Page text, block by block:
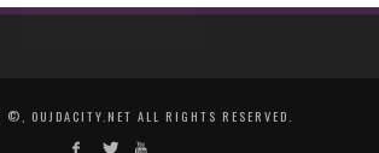
©, OUJDACITY.NET ALL RIGHTS RESERVED.